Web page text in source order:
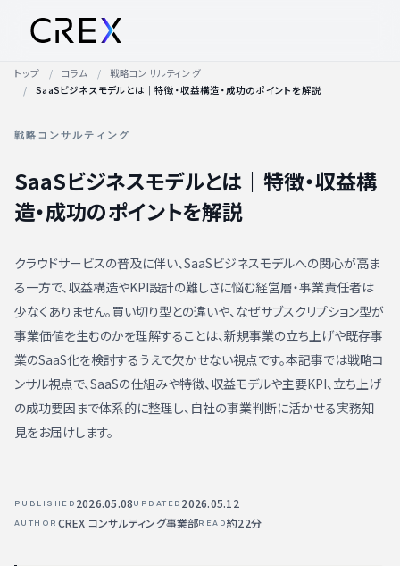
トップ コラム
戦略コンサルティング
SaaSビジネスモデルとは｜特徴・収益構造・成功のポイントを解説
戦略コンサルティング
SaaSビジネスモデルとは｜特徴・収益構
造・成功のポイントを解説
クラウドサービスの普及に伴い、SaaSビジネスモデルへの関心が高ま
る一方で、収益構造やKPI設計の難しさに悩む経営層・事業責任者は
少なくありません。買い切り型との違いや、なぜサブスクリプション型が
事業価値を生むのかを理解することは、新規事業の立ち上げや既存事
業のSaaS化を検討するうえで欠かせない視点です。本記事では戦略コ
ンサル視点で、SaaSの仕組みや特徴、収益モデルや主要KPI、立ち上げ
の成功要因まで体系的に整理し、自社の事業判断に活かせる実務知
見をお届けします。
PUBLISHED 2026.05.08UPDATED 2026.05.12
AUTHOR CREX コンサルティング事業部READ約22分